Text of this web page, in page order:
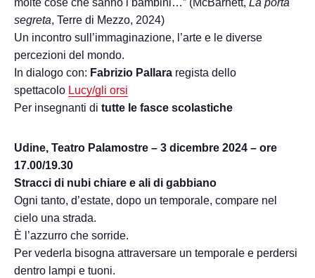
molte cose che sanno i bambini…” (McBarnett, La porta
segreta, Terre di Mezzo, 2024)
Un incontro sull’immaginazione, l’arte e le diverse
percezioni del mondo.
In dialogo con: Fabrizio Pallara regista dello
spettacolo Lucy/gli orsi
Per insegnanti di tutte le fasce scolastiche
Udine, Teatro Palamostre – 3 dicembre 2024 – ore
17.00/19.30
Stracci di nubi chiare e ali di gabbiano
Ogni tanto, d’estate, dopo un temporale, compare nel
cielo una strada.
È l’azzurro che sorride.
Per vederla bisogna attraversare un temporale e perdersi
dentro lampi e tuoni.